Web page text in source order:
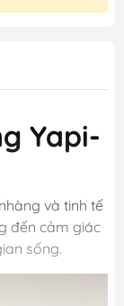
Yapi-
và tinh tế
đến cảm giác
sống.